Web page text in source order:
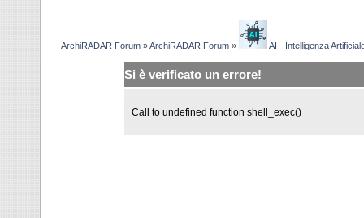
ArchiRADAR Forum »ArchiRADAR Forum » AI - Intelligenza
Si è verificato un errore!
Call to undefined function shell_exec()